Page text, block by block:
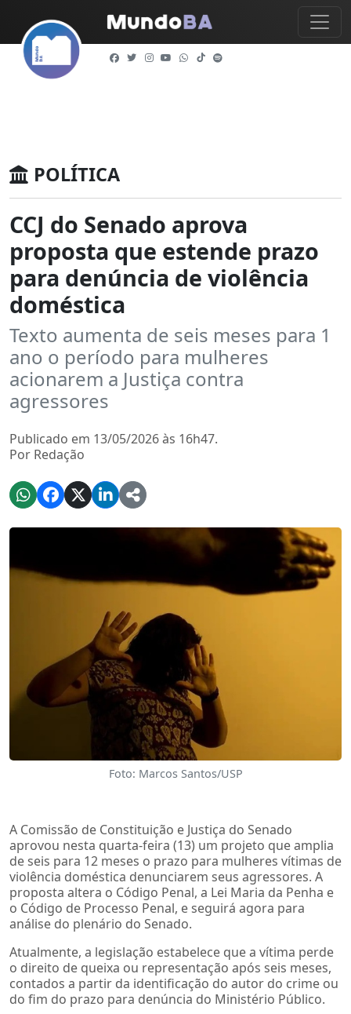
POLÍTICA
CCJ do Senado aprova
proposta que estende prazo
para denúncia de violência
doméstica
Texto aumenta de seis meses para 1
ano o período para mulheres
acionarem a Justiça contra
agressores
Publicado em 13/05/2026 às 16h47.
Por Redação
Foto: Marcos Santos/USP
A Comissão de Constituição e Justiça do Senado
aprovou nesta quarta-feira (13) um projeto que amplia
de seis para 12 meses o prazo para mulheres vítimas de
violência doméstica denunciarem seus agressores. A
proposta altera o Código Penal, a Lei Maria da Penha e
o Código de Processo Penal, e seguirá agora para
análise do plenário do Senado.
Atualmente, a legislação estabelece que a vítima perde
o direito de queixa ou representação após seis meses,
contados a partir da identificação do autor do crime ou
do fim do prazo para denúncia do Ministério Público.